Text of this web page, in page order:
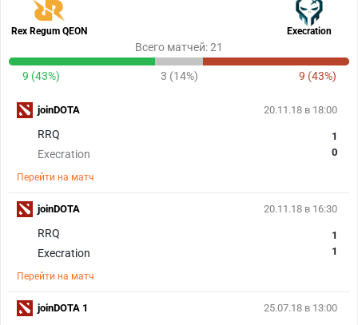
Rex Regum QEON Execration
Всего матчей: 21
9 (43%) 3 (14%) 9 (43%)
20.11.18 в 18:00
RRQ
Execration
1
0
Перейти на матч
joinDOTA
20.11.18 в 16:30
RRQ
Execration
1
1
Перейти на матч
joinDOTA
25.07.18 в 13:00
joinDOTA 1